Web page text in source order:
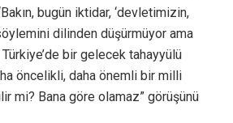
bugün iktidar, ‘devletimizin,
dilinden düşürmüyor ama
bir gelecek tahayyülü
öncelikli, daha önemli bir milli
mi? Bana göre olamaz” görüşünü